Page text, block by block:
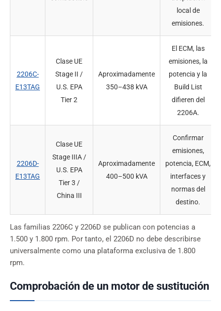
local de
emisiones.
2206C-
E13TAG
Clase UE
Stage II /
U.S. EPA
Tier 2
Aproximadamente
350–438 kVA
El ECM, las
emisiones, la
potencia y la
Build List
difieren del
2206A.
2206D-
E13TAG
Clase UE
Stage IIIA /
U.S. EPA
Tier 3 /
China III
Aproximadamente
400–500 kVA
Confirmar
emisiones,
potencia, ECM,
interfaces y
normas del
destino.
Las familias 2206C y 2206D se publican con potencias a
1.500 y 1.800 rpm. Por tanto, el 2206D no debe describirse
universalmente como una plataforma exclusiva de 1.800
rpm.
Comprobación de un motor de sustitución